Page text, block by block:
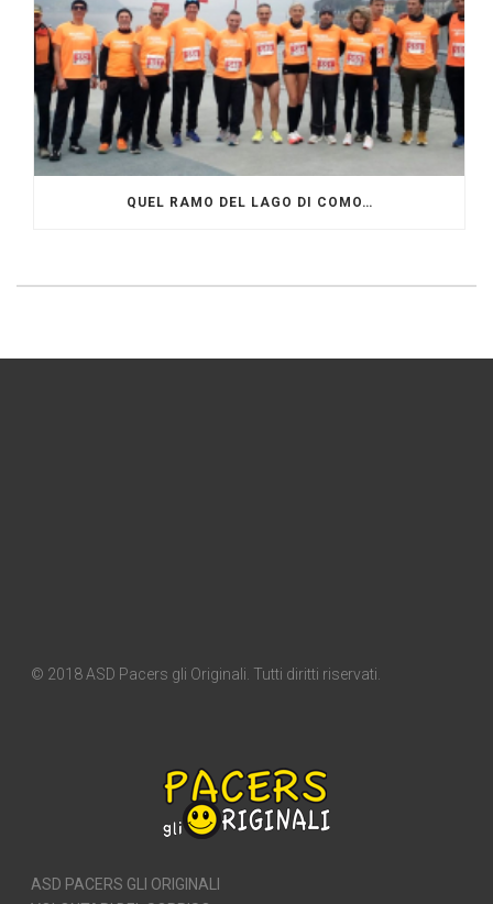
QUEL RAMO DEL LAGO DI COMO…
© 2018 ASD Pacers gli Originali. Tutti diritti riservati.
ASD PACERS GLI ORIGINALI